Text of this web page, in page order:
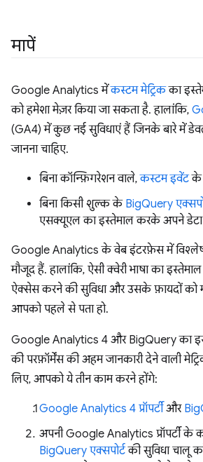
मापें
Google Analytics मेंकस्टम मेट्रिकका
को हमेशा मेज़र किया जा सकता है. हालांकि,
(GA4) में कुछ नई सुविधाएं हैं जिनके बारे में
जानना चाहिए.
बिना कॉन्फ़िगरेशन वाले,कस्टम इवेंटके
बिना किसी शुल्क के BigQuery
एसक्यूएल का इस्तेमाल करके अपने डेटा
Google Analytics के वेब इंटरफ़ेस में
मौजूद हैं. हालांकि, ऐसी क्वेरी भाषा का
ऐक्सेस करने की सुविधा और उसके फ़ायदों को
आपको पहले से पता हो.
Google Analytics 4 और BigQuery का
की परफ़ॉर्मेंस की अहम जानकारी देने वाली
लिए, आपको ये तीन काम करने होंगे:
Google Analytics 4 प्रॉपर्टीऔर
अपनी Google Analytics प्रॉपर्टी के
BigQuery एक्सपोर्टकी सुविधा चालू